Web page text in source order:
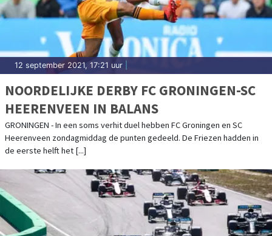
12 september 2021, 17:21 uur
NOORDELIJKE DERBY FC GRONINGEN-SC
HEERENVEEN IN BALANS
GRONINGEN - In een soms verhit duel hebben FC Groningen en SC
Heerenveen zondagmiddag de punten gedeeld. De Friezen hadden in
de eerste helft het [...]